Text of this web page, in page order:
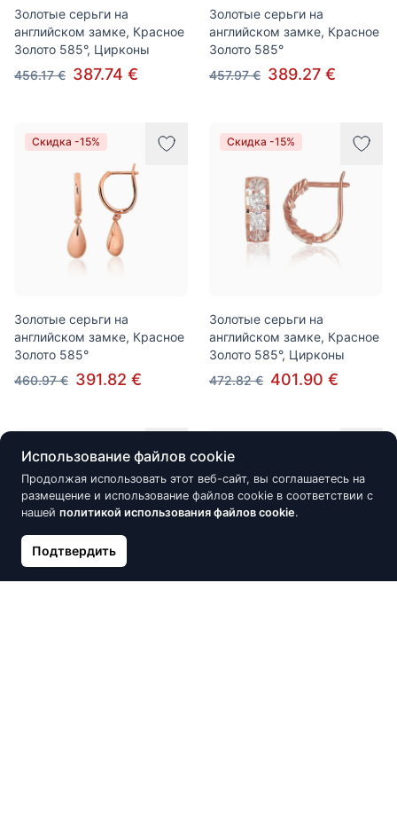
Золотые серьги на
английском замке, Красное
Золото 585°, Цирконы
456.17 € 387.74 €
Золотые серьги на
английском замке, Красное
Золото 585°
457.97 € 389.27 €
Скидка -15%
Золотые серьги на
английском замке, Красное
Золото 585°
460.97 € 391.82 €
Скидка -15%
Золотые серьги на
английском замке, Красное
Золото 585°, Цирконы
472.82 € 401.90 €
Использование файлов cookie
Продолжая использовать этот веб-сайт, вы соглашаетесь на
размещение и использование файлов cookie в соответствии с
нашей политикой использования файлов cookie.
Подтвердить